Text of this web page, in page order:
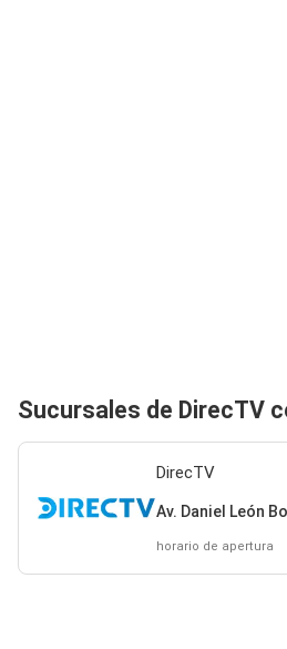
Sucursales de DirecTV
DirecTV
Av. Daniel León
horario de apertura